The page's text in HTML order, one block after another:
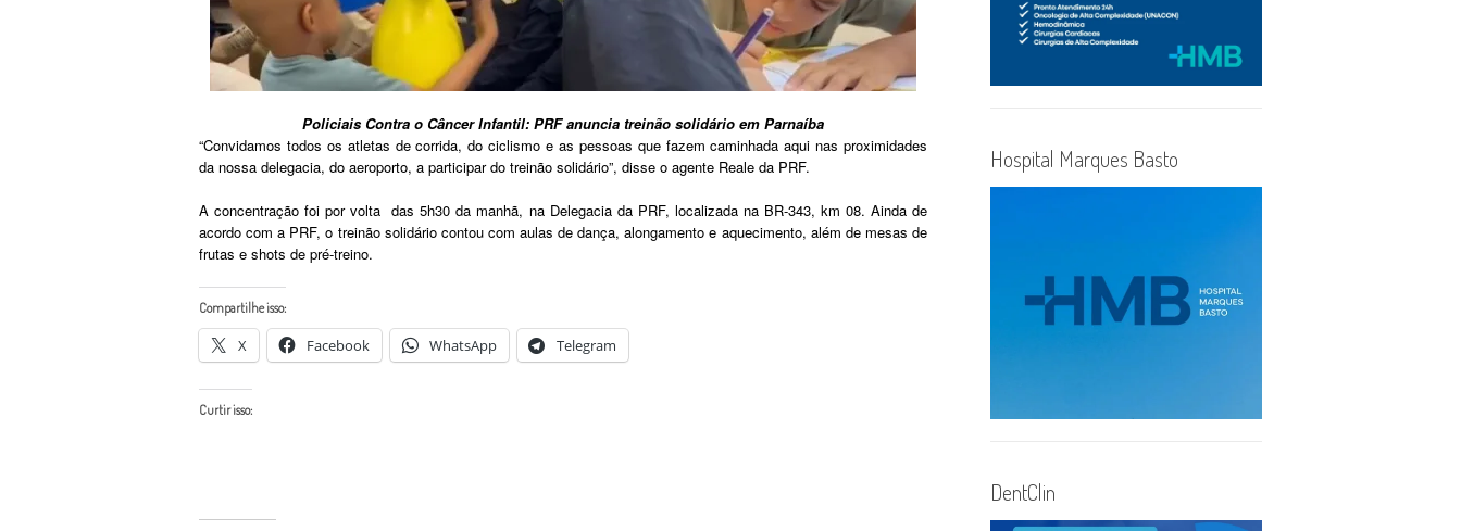
Policiais Contra o Câncer Infantil: PRF anuncia treinão solidário em Parnaíba
“Convidamos todos os atletas de corrida, do ciclismo e as pessoas que fazem caminhada aqui nas proximidades
da nossa delegacia, do aeroporto, a participar do treinão solidário”, disse o agente Reale da PRF.
A concentração foi por volta das 5h30 da manhã, na Delegacia da PRF, localizada na BR-343, km 08. Ainda de
acordo com a PRF, o treinão solidário contou com aulas de dança, alongamento e aquecimento, além de mesas de
frutas e shots de pré-treino.
Compartilhe isso:
X Facebook WhatsApp Telegram
Curtir isso:
Hospital Marques Basto
DentClin